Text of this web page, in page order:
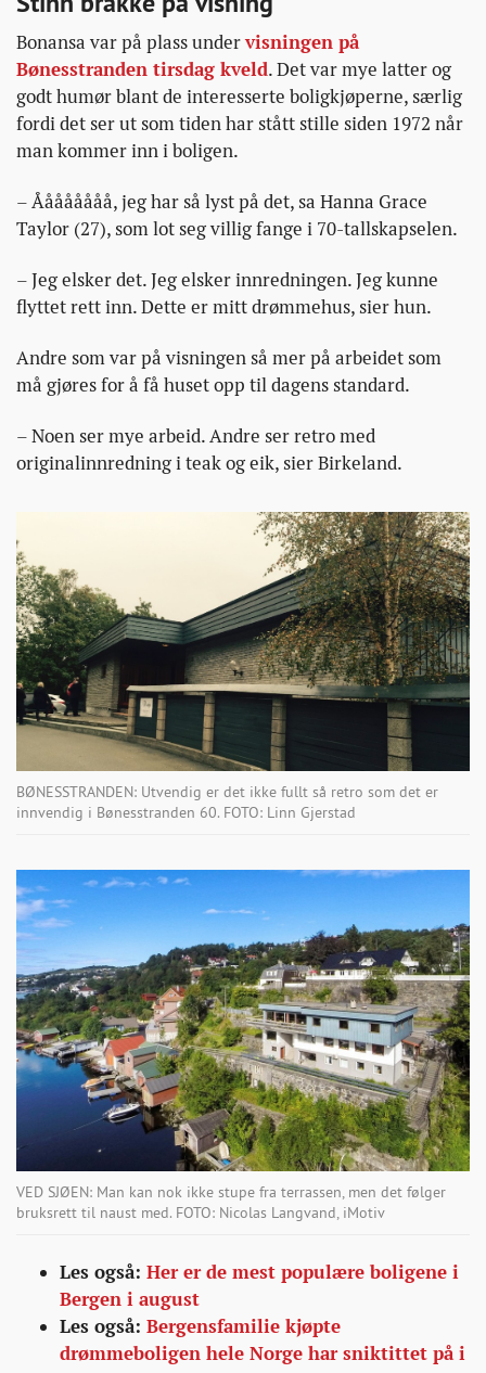
Bonansa var på plass undervisningen på
Bønesstranden tirsdag kveld. Det var mye latter og
godt humør blant de interesserte boligkjøperne, særlig
fordi det ser ut som tiden har stått stille siden 1972 når
man kommer inn i boligen.
– Åååååååå, jeg har så lyst på det, sa Hanna Grace
Taylor (27), som lot seg villig fange i 70-tallskapselen.
– Jeg elsker det. Jeg elsker innredningen. Jeg kunne
flyttet rett inn. Dette er mitt drømmehus, sier hun.
Andre som var på visningen så mer på arbeidet som
må gjøres for å få huset opp til dagens standard.
– Noen ser mye arbeid. Andre ser retro med
originalinnredning i teak og eik, sier Birkeland.
BØNESSTRANDEN: Utvendig er det ikke fullt så retro som det er
innvendig i Bønesstranden 60. FOTO: Linn Gjerstad
VED SJØEN: Man kan nok ikke stupe fra terrassen, men det følger
bruksrett til naust med. FOTO: Nicolas Langvand, iMotiv
Les også: Her er de mest populære boligene i
Bergen i august
Les også: Bergensfamilie kjøpte
drømmeboligen hele Norge har sniktittet på i